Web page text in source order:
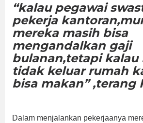
“kalau pegawai
pekerja
mereka masih bisa
mengandalkan gaji
bulanan,tetapi kalau
tidak keluar rumah
bisa makan” ,terang
Dalam menjalankan pekerjaanya